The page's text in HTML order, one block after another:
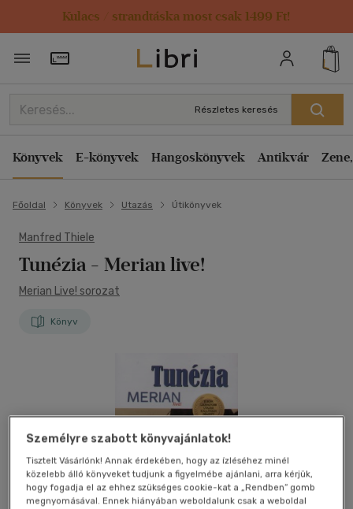
Kulacs / strandtáska most csak 1499 Ft!
Törzsvásárlói Kártya adatai
Részletes keresés
Könyvek E-könyvek Hangoskönyvek Antikvár
Főoldal Könyvek Utazás Útikönyvek
Manfred Thiele
Tunézia - Merian live!
Merian Live! sorozat
Könyv
Személyre szabott könyvajánlatok!
Tisztelt Vásárlónk! Annak érdekében, hogy az ízléséhez minél
közelebb álló könyveket tudjunk a figyelmébe ajánlani, arra kérjük,
hogy fogadja el az ehhez szükséges cookie-kat a „Rendben” gomb
megnyomásával. Ennek hiányában weboldalunk csak a weboldal